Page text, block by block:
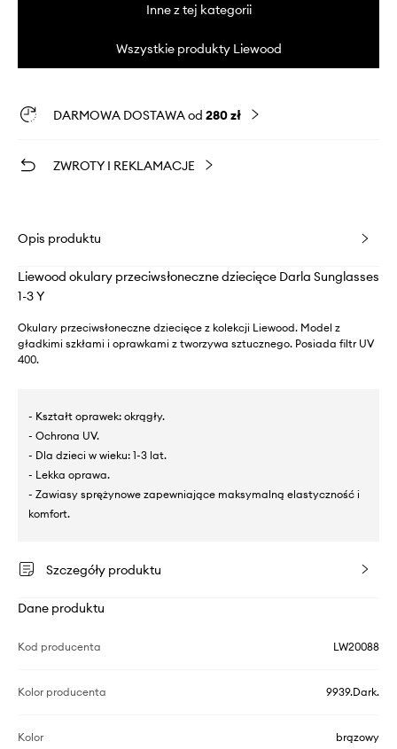
Inne z tej kategorii
Wszystkie produkty Liewood
DARMOWA DOSTAWA od 280 zł
ZWROTY I REKLAMACJE
Opis produktu
Liewood okulary przeciwsłoneczne dziecięce Darla Sunglasses
1-3 Y
Okulary przeciwsłoneczne dziecięce z kolekcji Liewood. Model z
gładkimi szkłami i oprawkami z tworzywa sztucznego. Posiada filtr UV
400.
- Kształt oprawek: okrągły.
- Ochrona UV.
- Dla dzieci w wieku: 1-3 lat.
- Lekka oprawa.
- Zawiasy sprężynowe zapewniające maksymalną elastyczność i
komfort.
Szczegóły produktu
Dane produktu
Kod producenta LW20088
Kolor producenta 9939.Dark.
Kolor brązowy